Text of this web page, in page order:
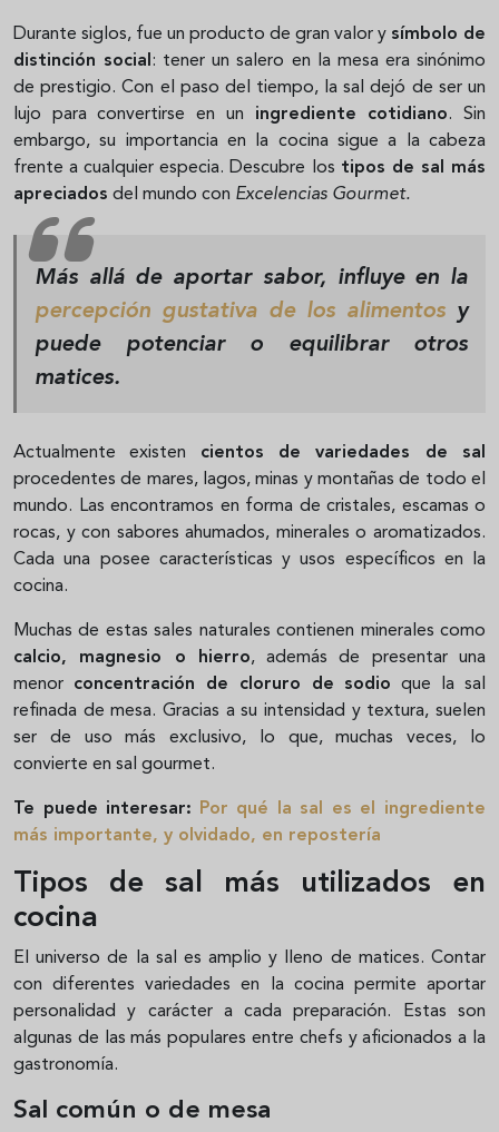
Durante siglos, fue un producto de gran valor y símbolo de
distinción social : tener un salero en la mesa era sinónimo
de prestigio. Con el paso del tiempo, la sal dejó de ser un
lujo para convertirse en un ingrediente cotidiano. Sin
embargo, su importancia en la cocina sigue a la cabeza
frente a cualquier especia. Descubre los tipos de sal más
apreciados del mundo con Excelencias Gourmet.
Más allá de aportar sabor, influye en la
percepción gustativa de los alimentos y
puede potenciar o equilibrar otros
matices.
Actualmente existen cientos de variedades de sal
procedentes de mares, lagos, minas y montañas de todo el
mundo. Las encontramos en forma de cristales, escamas o
rocas, y con sabores ahumados, minerales o aromatizados.
Cada una posee características y usos específicos en la
cocina.
Muchas de estas sales naturales contienen minerales como
calcio, magnesio o hierro, además de presentar una
menor concentración de cloruro de sodio que la sal
refinada de mesa. Gracias a su intensidad y textura, suelen
ser de uso más exclusivo, lo que, muchas veces, lo
convierte en sal gourmet.
Te puede interesar:
Por qué la sal es el ingrediente
más importante, y olvidado, en repostería
Tipos de sal más utilizados en
cocina
El universo de la sal es amplio y lleno de matices. Contar
con diferentes variedades en la cocina permite aportar
personalidad y carácter a cada preparación. Estas son
algunas de las más populares entre chefs y aficionados a la
gastronomía.
Sal común o de mesa